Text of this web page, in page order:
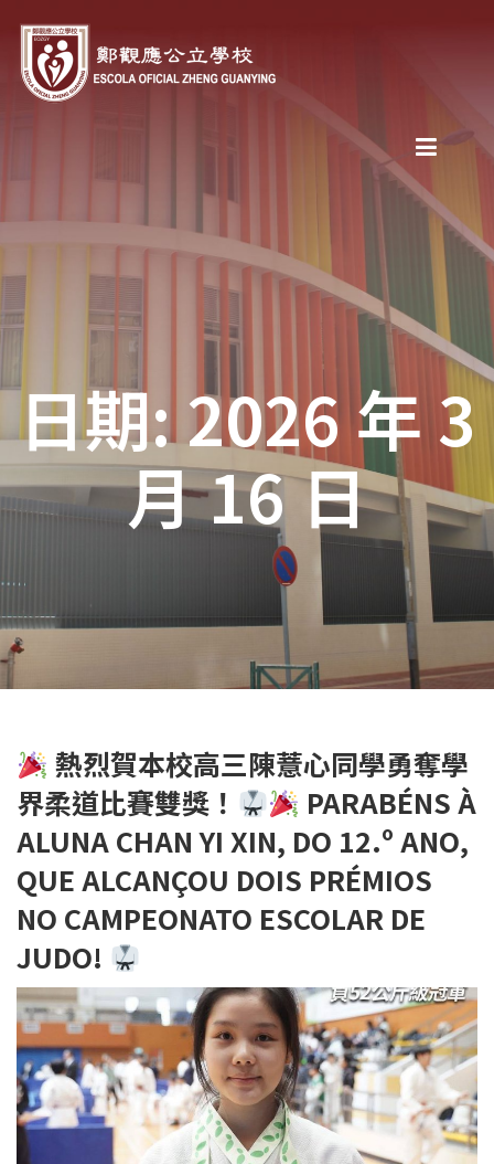
日期: 2026 年 3
月 16 日
熱烈賀本校高三陳薏心同學勇奪學
界柔道比賽雙獎！
PARABÉNS À
ALUNA CHAN YI XIN, DO 12.º ANO,
QUE ALCANÇOU DOIS PRÉMIOS
NO CAMPEONATO ESCOLAR DE
JUDO!